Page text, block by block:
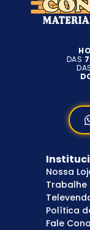
DAS
Nossa
Trabalhe
Política
Fale